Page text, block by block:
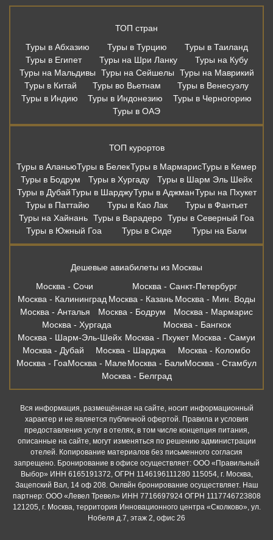
ТОП стран
Туры в Абхазию
Туры в Турцию
Туры в Таиланд
Туры в Египет
Туры на Шри Ланку
Туры на Кубу
Туры на Мальдивы
Туры на Сейшелы
Туры на Маврикий
Туры в Китай
Туры во Вьетнам
Туры в Венесуэлу
Туры в Индию
Туры в Индонезию
Туры в Черногорию
Туры в ОАЭ
ТОП курортов
Туры в АланьюТуры в БелекТуры в МармарисТуры в Кемер
Туры в Бодрум
Туры в Хургаду
Туры в Шарм Эль Шейх
Туры в ДубайТуры в ШарджуТуры в АджманТуры на Пхукет
Туры в Паттайю
Туры в Као Лак
Туры в Фантьет
Туры на Хайнань Туры в Варадеро Туры в Северный Гоа
Туры в Южный Гоа
Туры в Сиде Туры на Бали
Дешевые авиабилеты из Москвы
Москва - Сочи
Москва - Санкт-Петербург
Москва - Калининград Москва - Казань Москва - Мин. Воды
Москва - Анталья
Москва - Бодрум
Москва - Мармарис
Москва - Хургада
Москва - Бангкок
Москва - Шарм-Эль-Шейх Москва - Пхукет Москва - Самуи
Москва - Дубай
Москва - Шарджа
Москва - Коломбо
Москва - ГоаМосква - МалеМосква - БалиМосква - Стамбул
Москва - Белград
Вся информация, размещённая на сайте, носит информационный
характер и не является публичной офертой. Правила и условия
предоставления услуг в отелях, в том числе концепция питания,
описанные на сайте, могут изменяться по решению администрации
отелей. Копирование материалов без письменного согласия
запрещено. Бронирование в офисе осуществляет: ООО «Правильный
Выбор» ИНН 6165191372, ОГРН 1146196111280 115054, г. Москва,
Зацепский Вал, 14 оф 208. Онлвйн бронирование осуществляет. Наш
партнер: ООО «Левел Тревел» ИНН 7716697924 ОГРН 1117746723808
121205, г. Москва, территория Инновационного центра «Сколково», ул.
Нобеля д.7, этаж 2, офис 26